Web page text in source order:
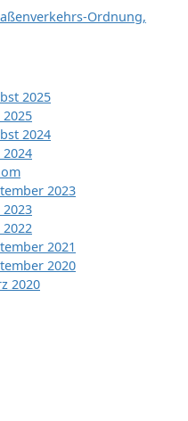
Ordnung,
2025
2024
2023
2021
2020
2020